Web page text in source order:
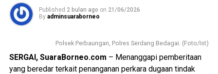
Published 2 bulan ago on 21/06/2026
By adminsuaraborneo
Polsek Perbaungan, Polres Serdang Bedagai. (Foto/Ist)
SERGAI, SuaraBorneo.com – Menanggapi pemberitaan
yang beredar terkait penanganan perkara dugaan tindak